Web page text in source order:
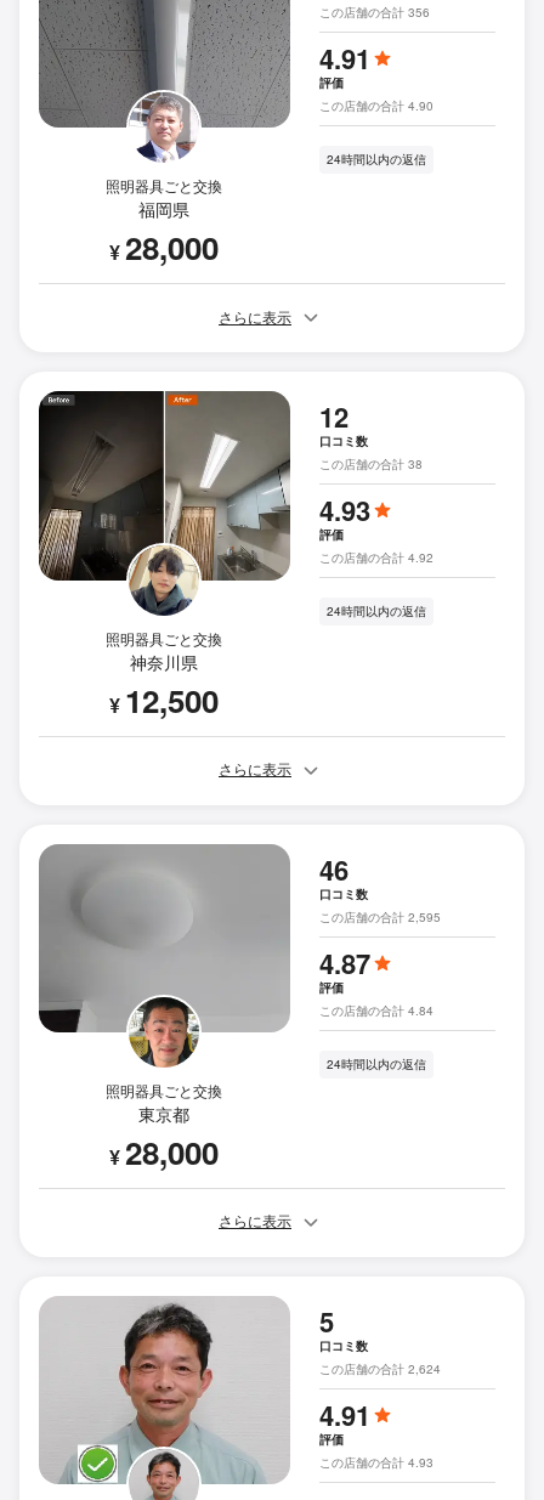
照明器具ごと交換
福岡県
¥28,000
この店舗の合計 356
4.91
評価
この店舗の合計 4.90
24時間以内の返信
さらに表示
照明器具ごと交換
神奈川県
¥ 12,500
12
口コミ数
この店舗の合計 38
4.93
評価
この店舗の合計 4.92
24時間以内の返信
さらに表示
照明器具ごと交換
東京都
¥28,000
46
口コミ数
この店舗の合計 2,595
4.87
評価
この店舗の合計 4.84
24時間以内の返信
さらに表示
5
口コミ数
この店舗の合計 2,624
4.91
評価
この店舗の合計 4.93